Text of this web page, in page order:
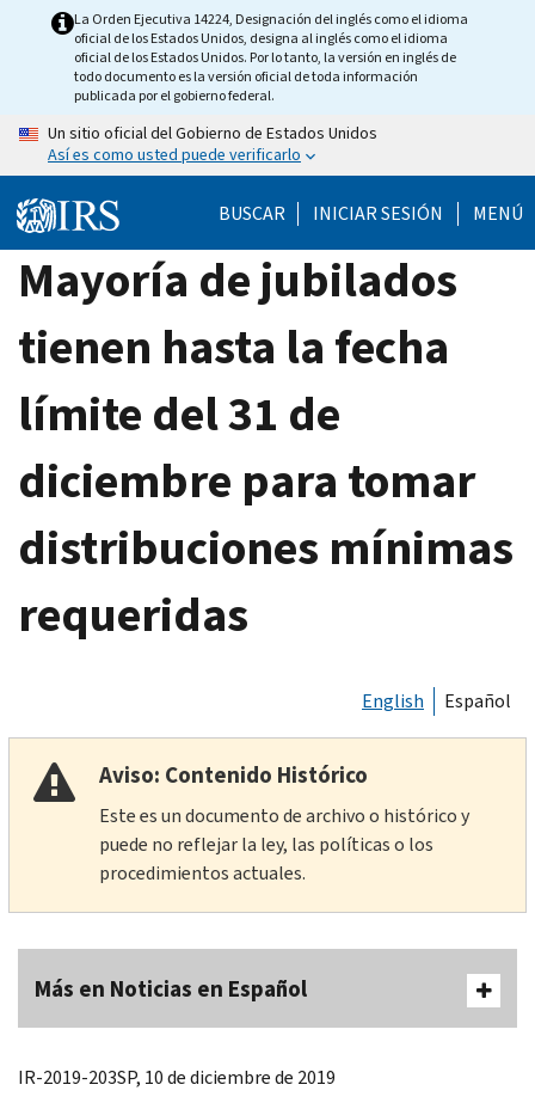
La Orden Ejecutiva 14224, Designación del inglés como el idioma
oficial de los Estados Unidos, designa al inglés como el idioma
oficial de los Estados Unidos. Por lo tanto, la versión en inglés de
todo documento es la versión oficial de toda información
publicada por el gobierno federal.
Un sitio oficial del Gobierno de Estados Unidos
Así es como usted puede verificarlo
BUSCAR INICIAR SESIÓN MENÚ
Mayoría de jubilados
tienen hasta la fecha
límite del 31 de
diciembre para tomar
distribuciones mínimas
requeridas
English Español
Aviso: Contenido Histórico
Este es un documento de archivo o histórico y
puede no reflejar la ley, las políticas o los
procedimientos actuales.
Más en Noticias en Español
IR-2019-203SP, 10 de diciembre de 2019